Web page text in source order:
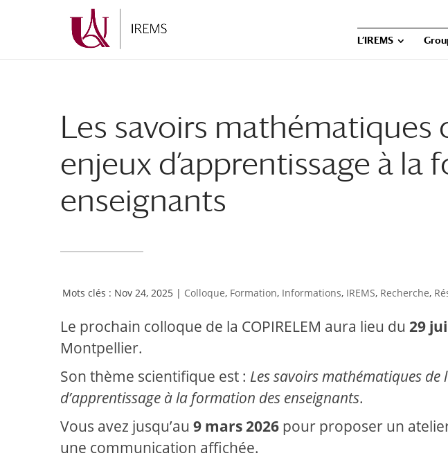
principal
navigation
L’IREMS
Les savoirs mathématiques
enjeux d’apprentissage à la
enseignants
Nov 24, 2025 | Colloque, Formation, Informations, IREMS, Recherche,
Le prochain colloque de la COPIRELEM aura lieu du 29
Montpellier.
Son thème scientifique est : Les savoirs mathématiques de
d’apprentissage à la formation des enseignants.
Vous avez jusqu’au 9 mars 2026 pour proposer un
une communication affichée.